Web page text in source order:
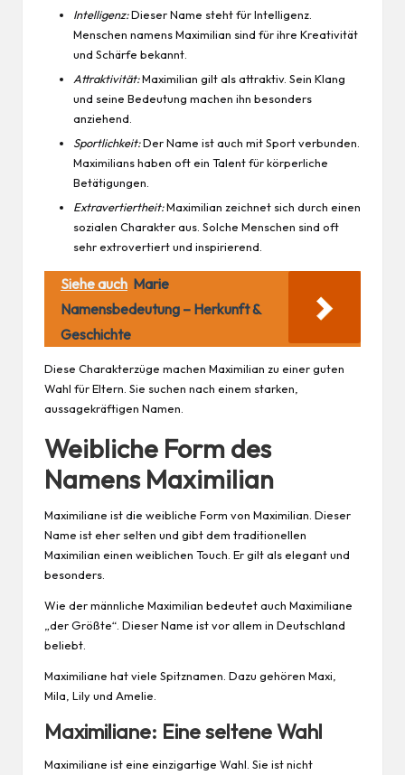
Intelligenz:Dieser Name steht für Intelligenz.
Menschen namens Maximilian sind für ihre Kreativität
und Schärfe bekannt.
Attraktivität:Maximilian gilt als attraktiv. Sein Klang
und seine Bedeutung machen ihn besonders
anziehend.
Sportlichkeit:Der Name ist auch mit Sport verbunden.
Maximilians haben oft ein Talent für körperliche
Betätigungen.
Extravertiertheit:Maximilian zeichnet sich durch einen
sozialen Charakter aus. Solche Menschen sind oft
sehr extrovertiert und inspirierend.
Siehe auch Marie
Namensbedeutung – Herkunft &
Geschichte
Diese Charakterzüge machen Maximilian zu einer guten
Wahl für Eltern. Sie suchen nach einem starken,
aussagekräftigen Namen.
Weibliche Form des
Namens Maximilian
Maximiliane ist die weibliche Form von Maximilian. Dieser
Name ist eher selten und gibt dem traditionellen
Maximilian einen weiblichen Touch. Er gilt als elegant und
besonders.
Wie der männliche Maximilian bedeutet auch Maximiliane
„der Größte“. Dieser Name ist vor allem in Deutschland
beliebt.
Maximiliane hat viele Spitznamen. Dazu gehören Maxi,
Mila, Lily und Amelie.
Maximiliane: Eine seltene Wahl
Maximiliane ist eine einzigartige Wahl. Sie ist nicht